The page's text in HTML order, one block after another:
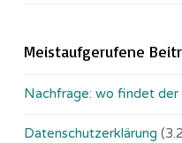
Meistaufgerufene
Nachfrage: wo findet der
Datenschutzerklärung